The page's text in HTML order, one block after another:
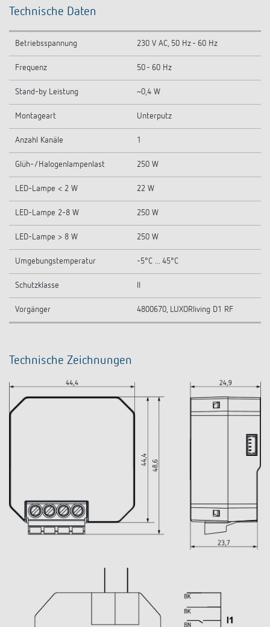
Technische Daten
Betriebsspannung 230 V AC, 50 Hz - 60 Hz
Frequenz 50 - 60 Hz
Stand-by Leistung ~0,4 W
Montageart Unterputz
Anzahl Kanäle 1
Glüh-/Halogenlampenlast 250 W
LED-Lampe < 2 W 22 W
LED-Lampe 2-8 W 250 W
LED-Lampe > 8 W 250 W
Umgebungstemperatur -5°C ... 45°C
Schutzklasse
Vorgänger 4800670, LUXORliving D1 RF
Technische Zeichnungen